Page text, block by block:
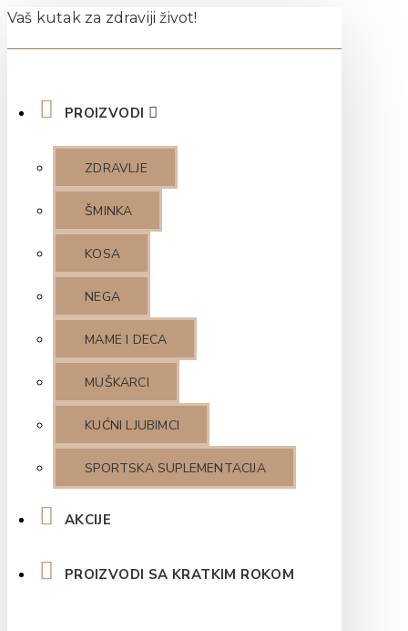
Vaš kutak za zdraviji život!
PROIZVODI
ZDRAVLJE
ŠMINKA
KOSA
NEGA
MAME I DECA
MUŠKARCI
KUĆNI LJUBIMCI
SPORTSKA SUPLEMENTACIJA
AKCIJE
PROIZVODI SA KRATKIM ROKOM